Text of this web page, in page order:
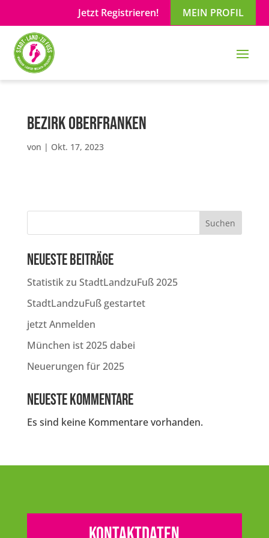
Jetzt Registrieren! MEIN PROFIL
Bezirk Oberfranken
von | Okt. 17, 2023
Suchen
Neueste Beiträge
Statistik zu StadtLandzuFuß 2025
StadtLandzuFuß gestartet
jetzt Anmelden
München ist 2025 dabei
Neuerungen für 2025
Neueste Kommentare
Es sind keine Kommentare vorhanden.